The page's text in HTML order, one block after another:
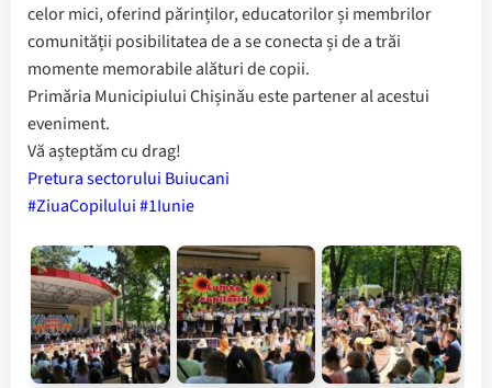
celor mici, oferind părinților, educatorilor și membrilor
comunității posibilitatea de a se conecta și de a trăi
momente memorabile alături de copii.
Primăria Municipiului Chișinău este partener al acestui
eveniment.
Vă așteptăm cu drag!
Pretura sectorului Buiucani
#ZiuaCopilului#1Iunie